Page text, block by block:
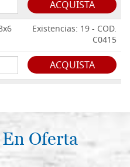
ACQUISTA
Existencias: 19 - COD.
C0415
ACQUISTA
Existencias: 10 - COD.
Oferta